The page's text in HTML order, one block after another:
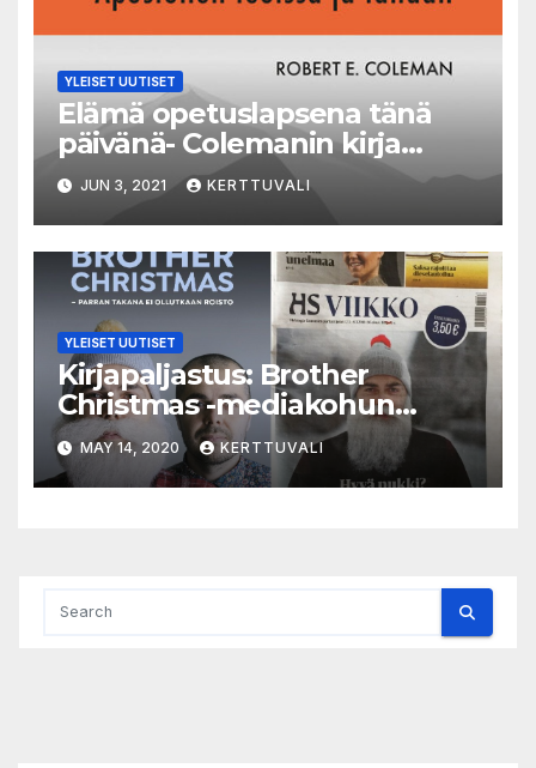
YLEISET UUTISET
Elämä opetuslapsena tänä
päivänä- Colemanin kirja
”Elämä opetuslapsena
Apostolien teoissa ja tänään”
JUN 3, 2021 KERTTUVALI
YLEISET UUTISET
Kirjapaljastus: Brother
Christmas -mediakohun
takana kosto – jopa
kansanedustajuus oli kaatua
MAY 14, 2020 KERTTUVALI